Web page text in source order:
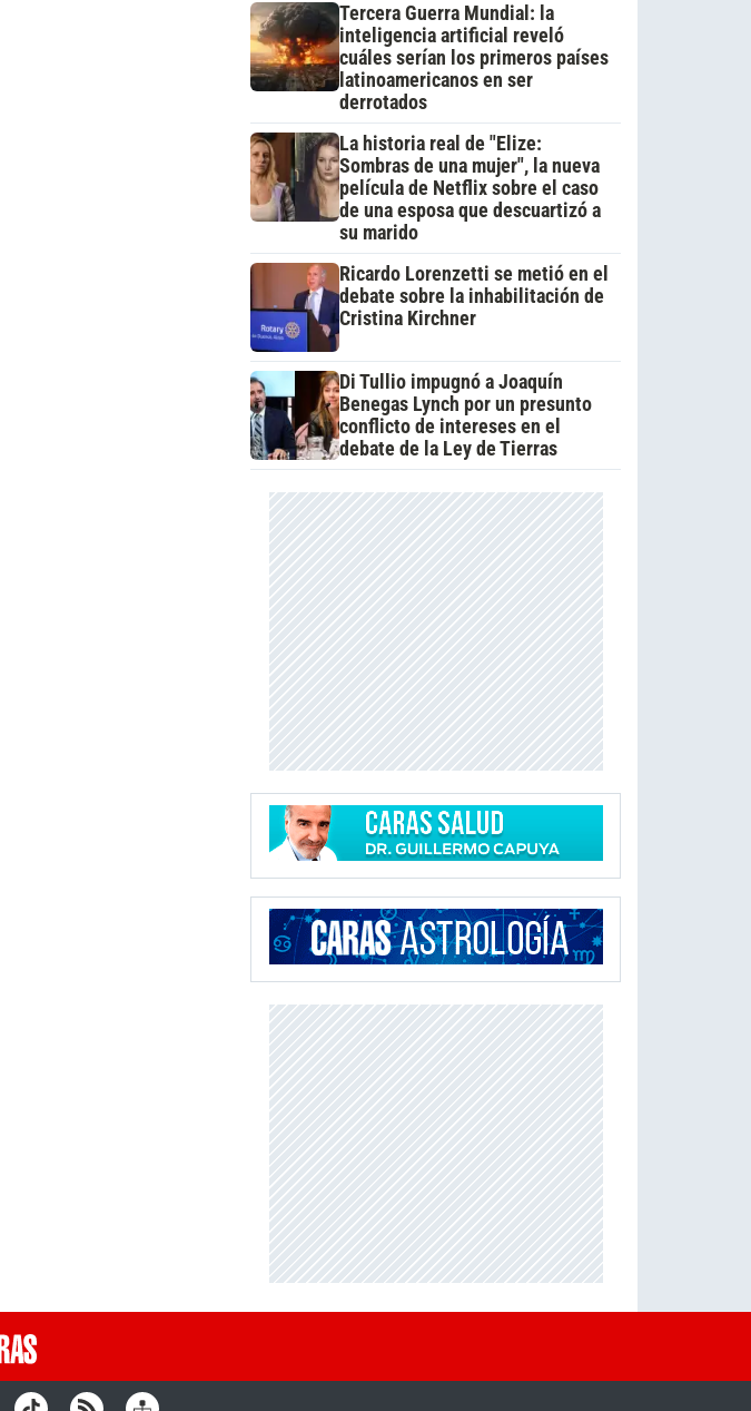
Tercera Guerra Mundial: la
inteligencia artificial reveló
cuáles serían los primeros países
latinoamericanos en ser
derrotados
La historia real de "Elize:
Sombras de una mujer", la nueva
película de Netflix sobre el caso
de una esposa que descuartizó a
su marido
Ricardo Lorenzetti se metió en el
debate sobre la inhabilitación de
Cristina Kirchner
Di Tullio impugnó a Joaquín
Benegas Lynch por un presunto
conflicto de intereses en el
debate de la Ley de Tierras